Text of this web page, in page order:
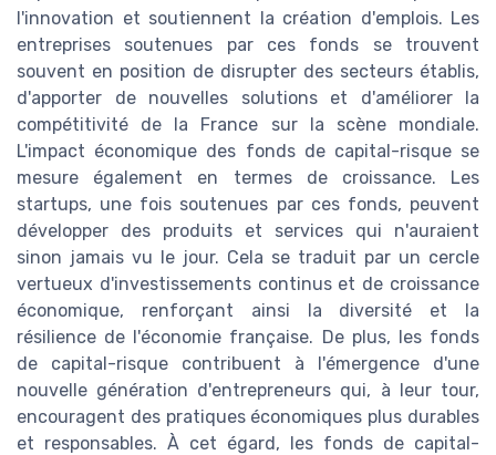
l'innovation et soutiennent la création d'emplois. Les
entreprises soutenues par ces fonds se trouvent
souvent en position de disrupter des secteurs établis,
d'apporter de nouvelles solutions et d'améliorer la
compétitivité de la France sur la scène mondiale.
L'impact économique des fonds de capital-risque se
mesure également en termes de croissance. Les
startups, une fois soutenues par ces fonds, peuvent
développer des produits et services qui n'auraient
sinon jamais vu le jour. Cela se traduit par un cercle
vertueux d'investissements continus et de croissance
économique, renforçant ainsi la diversité et la
résilience de l'économie française. De plus, les fonds
de capital-risque contribuent à l'émergence d'une
nouvelle génération d'entrepreneurs qui, à leur tour,
encouragent des pratiques économiques plus durables
et responsables. À cet égard, les fonds de capital-